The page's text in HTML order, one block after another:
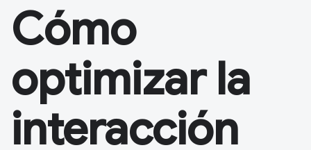
Cómo
optimizar la
interacción